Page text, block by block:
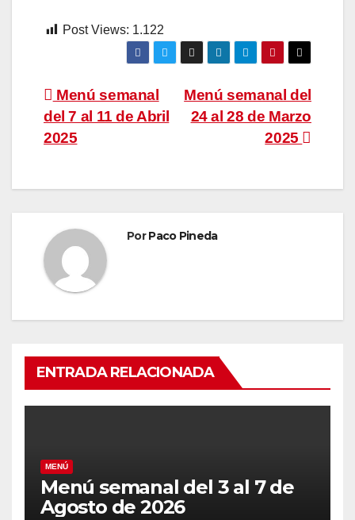
Post Views: 1.122
Navegación
de
Menú semanal del
24 al 28 de Marzo
2025
Menú semanal
del 7 al 11 de Abril
2025
PorPaco Pineda
ENTRADA RELACIONADA
MENÚ
Menú semanal del 3 al 7 de
Agosto de 2026